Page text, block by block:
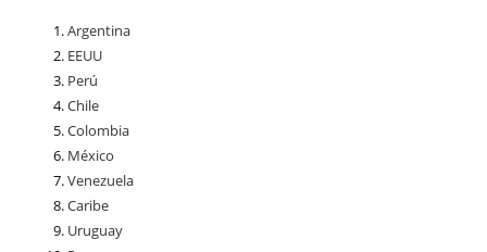
Argentina
EEUU
Perú
Chile
Colombia
México
Venezuela
Caribe
Uruguay